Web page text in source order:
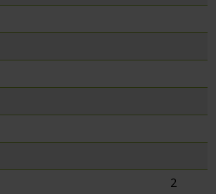
2